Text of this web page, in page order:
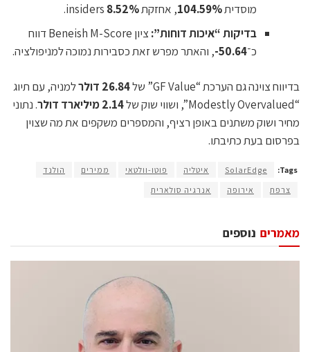
מוסדית104.59%, אחזקת insiders8.52%
.
בדיקות “איכות דוחות”:
ציון Beneish M-Score דווח
כ־50.64- , והאתר מפרש זאת כסבירות נמוכה למניפולציה.
בדיווח צוינה גם הערכת “GF Value” של 26.84 דולר
למניה, עם תיוג
“Modestly Overvalued”, ושווי שוק של
2.14 מיליארד דולר
. נתוני
מחיר ושוק משתנים באופן רציף, והמספרים משקפים את מה שצוין
בפרסום בעת כתיבתו.
Tags:
SolarEdge איטליה פוטו-וולטאי ממירים
הולנד
צרפת
אירופה אנרגיה סולארית
נוספים מאמרים